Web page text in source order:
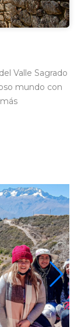
Valle Sagrado
mundo con